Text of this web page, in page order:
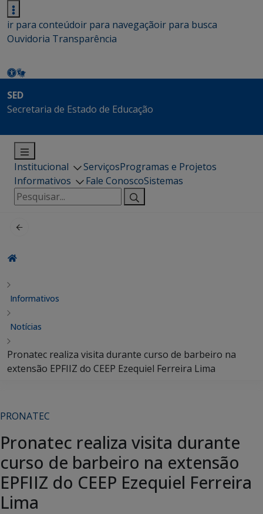
ir para conteúdoir para navegaçãoir para busca
Ouvidoria Transparência
SED
Secretaria de Estado de Educação
Institucional ServiçosProgramas e Projetos
Informativos
Fale ConoscoSistemas
Pesquisar
por:
Informativos
Notícias
Pronatec realiza visita durante curso de barbeiro na
extensão EPFIIZ do CEEP Ezequiel Ferreira Lima
PRONATEC
Pronatec realiza visita durante
curso de barbeiro na extensão
EPFIIZ do CEEP Ezequiel Ferreira
Lima